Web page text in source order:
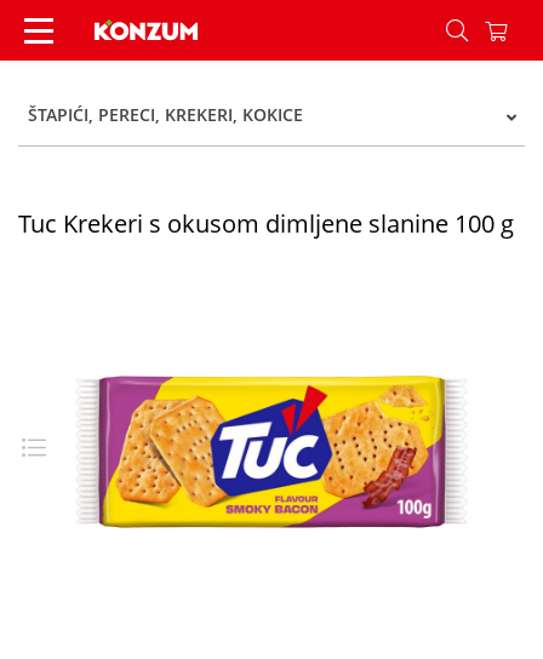
Tuc Krekeri s okusom dimljene slanine 100 g -
ŠTAPIĆI, PERECI, KREKERI, KOKICE
Tuc Krekeri s okusom dimljene slanine 100 g